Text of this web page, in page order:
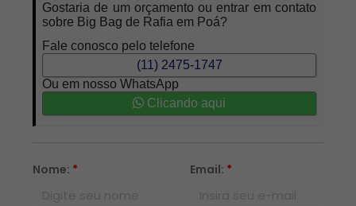
Gostaria de um orçamento ou entrar em contato
sobre Big Bag de Rafia em Poá?
Fale conosco pelo telefone
(11) 2475-1747
Ou em nosso WhatsApp
Clicando aqui
Nome: * Email: *